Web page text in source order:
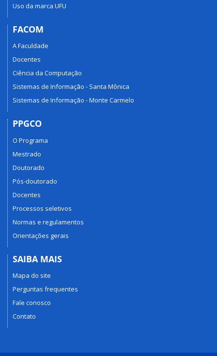
Uso da marca UFU
FACOM
A Faculdade
Docentes
Ciência da Computação
Sistemas de Informação - Santa Mônica
Sistemas de Informação - Monte Carmelo
PPGCO
O Programa
Mestrado
Doutorado
Pós-doutorado
Docentes
Processos seletivos
Normas e regulamentos
Orientações gerais
SAIBA MAIS
Mapa do site
Perguntas frequentes
Fale conosco
Contato